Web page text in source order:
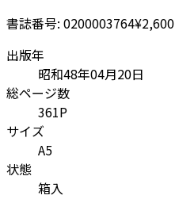
書誌番号: 0200003764¥2,600
出版年
昭和48年04月20日
総ページ数
361P
サイズ
A5
状態
箱入